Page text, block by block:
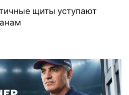
щиты уступают